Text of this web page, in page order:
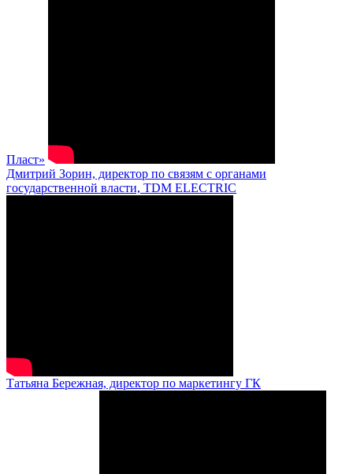
Пласт»
Дмитрий Зорин, директор по связям с органами
государственной власти, TDM ELECTRIC
Татьяна Бережная, директор по маркетингу ГК